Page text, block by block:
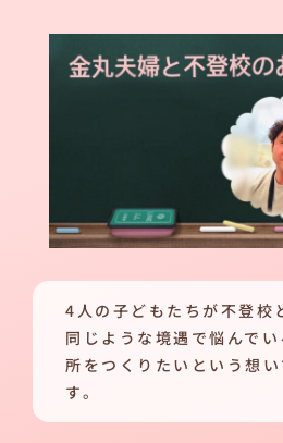
4人の子どもたちが不登校
同じような境遇で悩んで
所をつくりたいという想
す。